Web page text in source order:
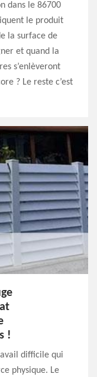
dans le 86700
le produit
la surface de
et quand la
s’enlèveront
? Le reste c’est
!
difficile qui
physique. Le